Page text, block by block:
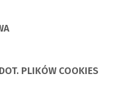
PLIKÓW COOKIES